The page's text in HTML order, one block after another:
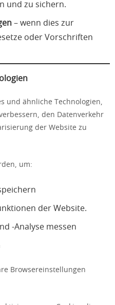
und zu sichern.
– wenn dies zur
oder Vorschriften
und ähnliche Technologien,
den Datenverkehr
der Website zu
um:
der Website.
-Analyse messen
Browsereinstellungen